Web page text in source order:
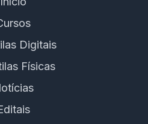
Digitais
Físicas